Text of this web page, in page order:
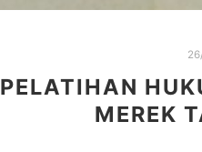
PELATIHAN
MEREK